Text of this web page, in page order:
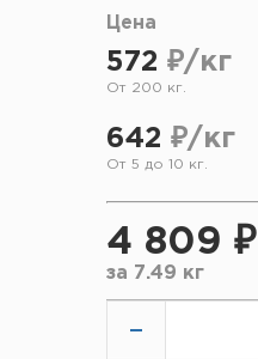
Цена
572 ₽/кг
От 200 кг.
642 ₽/кг
От 5 до 10 кг.
4 809 ₽
за 7.49 кг